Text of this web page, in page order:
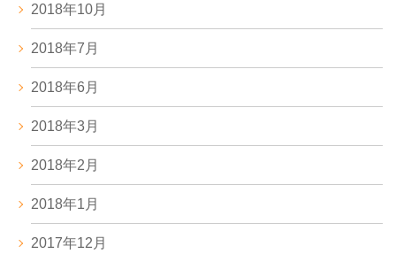
2018年10月
2018年7月
2018年6月
2018年3月
2018年2月
2018年1月
2017年12月